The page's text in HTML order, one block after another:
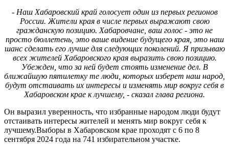
- Наш Хабаровский край голосует один из первых регионов
России. Жители края в числе первых выражают свою
гражданскую позицию. Хабаровчане, ваш голос - это не
просто бюллетень, это ваше видение будущего края, это наш
шанс сделать его лучше для следующих поколений. Я призываю
всех жителей Хабаровского края выразить свою позицию.
Убежден, что за ней будет стоять изменение дел. В
ближайшую пятилетку те люди, которых изберет наш народ,
будут отстаивать их интересы и изменять мир вокруг себя в
Хабаровском крае к лучшему, - сказал глава региона.
Он выразил уверенность, что избранные народом люди будут
отстаивать интересы жителей и менять мир вокруг себя к
лучшему.Выборы в Хабаровском крае проходят с 6 по 8
сентября 2024 года на 741 избирательном участке.